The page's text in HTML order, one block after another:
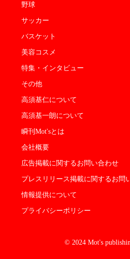
野球
サッカー
バスケット
美容コスメ
特集・インタビュー
その他
高須基仁について
高須基一朗について
瞬刊Mot'sとは
会社概要
広告掲載に関するお問い合わせ
プレスリリース掲載に関するお問
情報提供について
プライバシーポリシー
© 2024 Mot's